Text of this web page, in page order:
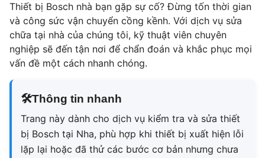
Thiết bị Bosch nhà bạn gặp sự cố? Đừng tốn thời gian
và công sức vận chuyển cồng kềnh. Với dịch vụ sửa
chữa tại nhà của chúng tôi, kỹ thuật viên chuyên
nghiệp sẽ đến tận nơi để chẩn đoán và khắc phục mọi
vấn đề một cách nhanh chóng.
🛠Thông tin nhanh
Trang này dành cho dịch vụ kiểm tra và sửa thiết
bị Bosch tại Nha, phù hợp khi thiết bị xuất hiện lỗi
lặp lại hoặc đã thử các bước cơ bản nhưng chưa